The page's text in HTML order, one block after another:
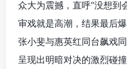
众大为震撼，直呼“没想到
审戏就是高潮，结果最后
张小斐与惠英红同台飙戏
呈现出明暗对决的激烈碰